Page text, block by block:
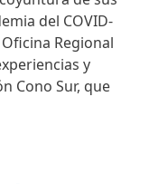
del COVID-
Regional
y
Cono Sur, que